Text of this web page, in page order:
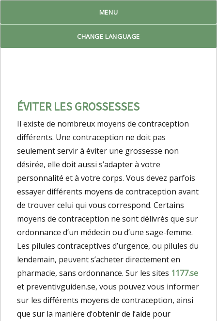
Reproduktiv LivsplanMENU
CHANGE LANGUAGE
ÉVITER LES GROSSESSES
Il existe de nombreux moyens de contraception
différents. Une contraception ne doit pas
seulement servir à éviter une grossesse non
désirée, elle doit aussi s’adapter à votre
personnalité et à votre corps. Vous devez parfois
essayer différents moyens de contraception avant
de trouver celui qui vous correspond. Certains
moyens de contraception ne sont délivrés que sur
ordonnance d’un médecin ou d’une sage-femme.
Les pilules contraceptives d’urgence, ou pilules du
lendemain, peuvent s’acheter directement en
pharmacie, sans ordonnance. Sur les sites 1177.se
et preventivguiden.se, vous pouvez vous informer
sur les différents moyens de contraception, ainsi
que sur la manière d’obtenir de l’aide pour